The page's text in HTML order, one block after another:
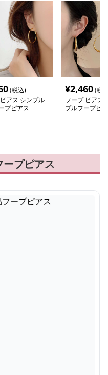
(税込)
アス シンプル
プピアス
¥2,460(税
フープ ピアス
プルフープピ
プピアス